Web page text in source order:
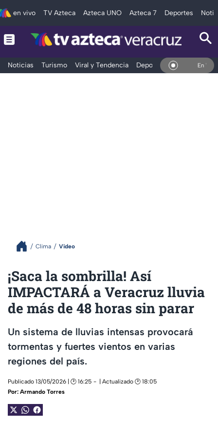
en vivo TV Azteca Azteca UNO Azteca 7 Deportes
Noticias Turismo Viral y Tendencia Deportes Espectáculos
En Vivo
Clima Video
¡Saca la sombrilla! Así
IMPACTARÁ a Veracruz lluvia
de más de 48 horas sin parar
Un sistema de lluvias intensas provocará
tormentas y fuertes vientos en varias
regiones del país.
Publicado 13/05/2026 | 🕑 16:25
| Actualizado 🕑 18:05
Por: Armando Torres